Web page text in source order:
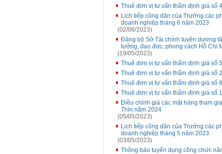
Thuê đơn vị tư vấn thẩm định giá số
Lịch tiếp công dân của Trưởng các
doanh nghiệp tháng 6 năm 2023
(02/06/2023)
Đảng bộ Sở Tài chính tuyên dương
tưởng, đạo đức, phong cách Hồ Chí
(19/05/2023)
Thuê đơn vị tư vấn thẩm định giá số
Thuê đơn vị tư vấn thẩm định giá số
Thuê đơn vị tư vấn thẩm định giá số
Thuê đơn vị tư vấn thẩm định giá số
Điều chỉnh giá các mặt hàng tham
Thìn năm 2024
(05/05/2023)
Lịch tiếp công dân của Trưởng các
doanh nghiệp tháng 5 năm 2023
(03/05/2023)
Thông báo tuyển dụng công chức